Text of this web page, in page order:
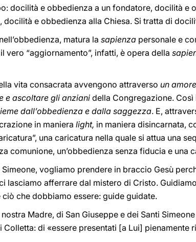
docilità e obbedienza a un fondatore, docilità e
e obbedienza alla Chiesa. Si tratta di
matura la sapienza personale e
vero “aggiornamento”, infatti, è opera della
vita consacrata avvengono attraverso un
e ascoltare gli anziani della Congregazione. Così
dall’obbedienza e dalla saggezza. E,
in maniera light, in maniera disincarnata,
una caricatura nella quale si attua una
comunione, un’obbedienza senza fiducia e una
vogliamo prendere in braccio Gesù
lasciamo afferrare dal mistero di Cristo.
che dobbiamo essere: guide guidate.
Madre, di San Giuseppe e dei Santi
Colletta: di «essere presentati [a Lui] pienamente